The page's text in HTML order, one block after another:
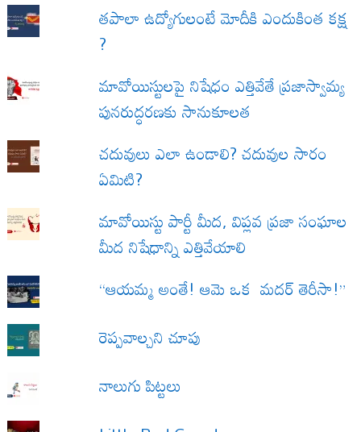
త‌పాలా ఉద్యోగులంటే మోదీకి ఎందుకింత కక్ష
?
మావోయిస్టులపై నిషేధం ఎత్తివేతే ప్రజాస్వామ్య
పునరుద్ధరణకు సానుకూలత
చదువులు ఎలా ఉండాలి? చదువుల సారం
ఏమిటి?
మావోయిస్టు పార్టీ మీద, విప్లవ ప్రజా సంఘాల
మీద నిషేధాన్ని ఎత్తివేయాలి
“ఆయమ్మ అంతే! ఆమె ఒక మదర్ తెరీసా!”
రెప్పవాల్చని చూపు
నాలుగు పిట్టలు